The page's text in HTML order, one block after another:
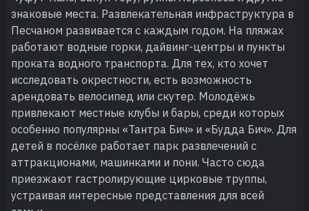
знаковые места. Развлекательная инфраструктура в
Песчаном развивается с каждым годом. На пляжах
работают водные горки, дайвинг-центры и пункты
проката водного транспорта. Для тех, кто хочет
исследовать окрестности, есть возможность
арендовать велосипед или скутер. Молодёжь
привлекают местные клубы и бары, среди которых
особенно популярны «Тантра Бич» и «Будда Бич». Для
детей в посёлке работает парк развлечений с
аттракционами, машинками и пони. Часто сюда
приезжают гастролирующие цирковые труппы,
устраивая интересные представления для всей